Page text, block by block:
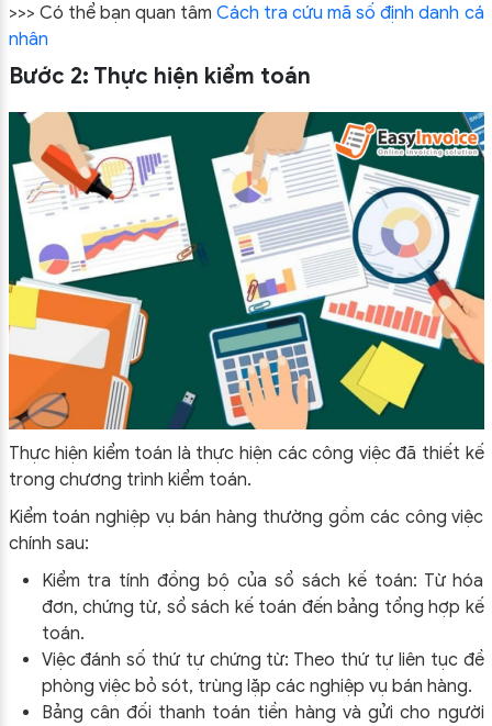
>>> Có thể bạn quan tâm Cách tra cứu mã số định danh cá
nhân
Bước 2: Thực hiện kiểm toán
Thực hiện kiểm toán là thực hiện các công việc đã thiết kế
trong chương trình kiểm toán.
Kiểm toán nghiệp vụ bán hàng thường gồm các công việc
chính sau:
Kiểm tra tính đồng bộ của sổ sách kế toán: Từ hóa
đơn, chứng từ, sổ sách kế toán đến bảng tổng hợp kế
toán.
Việc đánh số thứ tự chứng từ: Theo thứ tự liên tục đề
phòng việc bỏ sót, trùng lặp các nghiệp vụ bán hàng.
Bảng cân đối thanh toán tiền hàng và gửi cho người